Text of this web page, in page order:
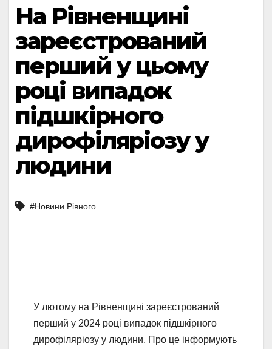
На Рівненщині
зареєстрований
перший у цьому
році випадок
підшкірного
дирофіляріозу у
людини
#Новини Рівного
У лютому на Рівненщині зареєстрований
перший у 2024 році випадок підшкірного
дирофіляріозу у людини. Про це інформують